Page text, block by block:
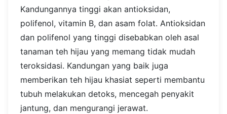
Kandungannya tinggi akan antioksidan,
polifenol, vitamin B, dan asam folat. Antioksidan
dan polifenol yang tinggi disebabkan oleh asal
tanaman teh hijau yang memang tidak mudah
teroksidasi. Kandungan yang baik juga
memberikan teh hijau khasiat seperti membantu
tubuh melakukan detoks, mencegah penyakit
jantung, dan mengurangi jerawat.